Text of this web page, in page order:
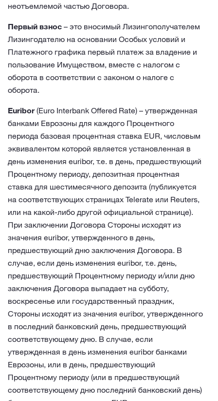
неотъемлемой частью Договора.
Первый взнос – это вносимый Лизингополучателем
Лизингодателю на основании Особых условий и
Платежного графика первый платеж за владение и
пользование Имуществом, вместе с налогом с
оборота в соответствии с законом о налоге с
оборота.
Euribor(Euro Interbank Offered Rate) – утвержденная
банками Еврозоны для каждого Процентного
периода базовая процентная ставка EUR, числовым
эквивалентом которой является установленная в
день изменения euribor, т.е. в день, предшествующий
Процентному периоду, депозитная процентная
ставка для шестимесячного депозита (публикуется
на соответствующих страницах Telerate или Reuters,
или на какой-либо другой официальной странице).
При заключении Договора Стороны исходят из
значения euribor, утвержденного в день,
предшествующий дню заключения Договора. В
случае, если день изменения euribor, т.е. день,
предшествующий Процентному периоду и/или дню
заключения Договора выпадает на субботу,
воскресенье или государственный праздник,
Стороны исходят из значения euribor, утвержденного
в последний банковский день, предшествующий
соответствующему дню. В случае, если
утвержденная в день изменения euribor банками
Еврозоны, или в день, предшествующий
Процентному периоду (или в предшествующий
соответствующему дню последний банковский день)